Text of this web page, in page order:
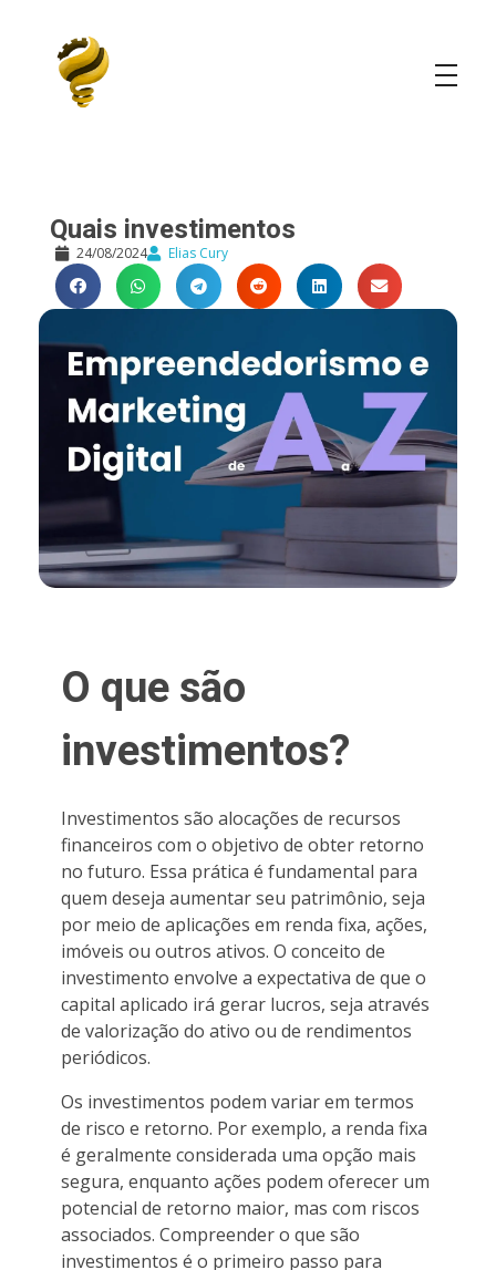
Quais investimentos
24/08/2024 Elias Cury
O que são
investimentos?
Investimentos são alocações de recursos
financeiros com o objetivo de obter retorno
no futuro. Essa prática é fundamental para
quem deseja aumentar seu patrimônio, seja
por meio de aplicações em renda fixa, ações,
imóveis ou outros ativos. O conceito de
investimento envolve a expectativa de que o
capital aplicado irá gerar lucros, seja através
de valorização do ativo ou de rendimentos
periódicos.
Os investimentos podem variar em termos
de risco e retorno. Por exemplo, a renda fixa
é geralmente considerada uma opção mais
segura, enquanto ações podem oferecer um
potencial de retorno maior, mas com riscos
associados. Compreender o que são
investimentos é o primeiro passo para